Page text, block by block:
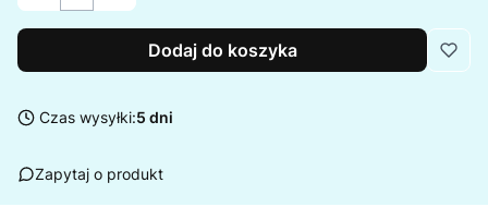
Dodaj do koszyka
Czas wysyłki:5 dni
Zapytaj o produkt